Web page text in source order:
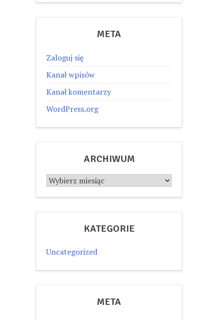
META
Zaloguj się
Kanał wpisów
Kanał komentarzy
WordPress.org
ARCHIWUM
Archiwum
KATEGORIE
Uncategorized
META